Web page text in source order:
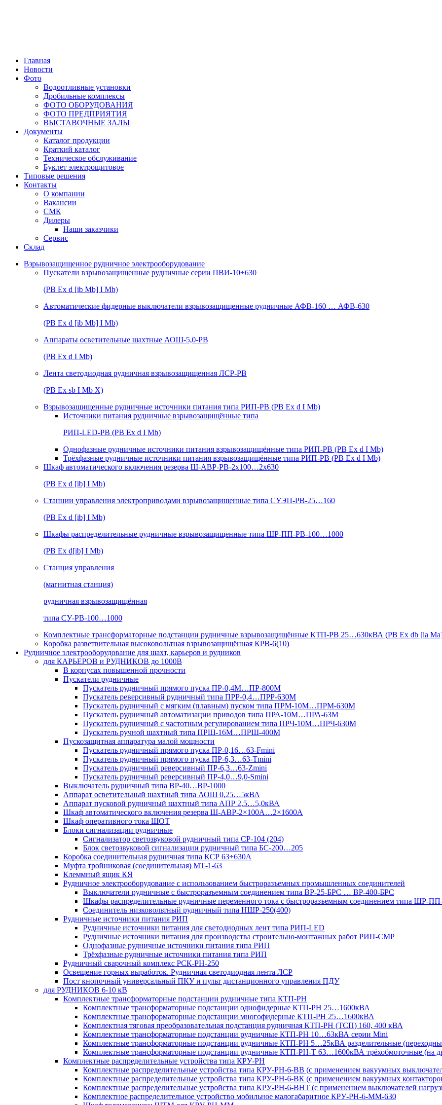
Главная
Новости
Фото
Водоотливные установки
Дробильные комплексы
ФОТО ОБОРУДОВАНИЯ
ФОТО ПРЕДПРИЯТИЯ
ВЫСТАВОЧНЫЕ ЗАЛЫ
Документы
Каталог продукции
Краткий каталог
Техническое обслуживание
Буклет электрощитовое
Типовые решения
Контакты
О компании
Вакансии
СМК
Дилеры
Наши заказчики
Сервис
Склад
Взрывозащищенное рудничное электрооборудование
Пускатели взрывозащищенные рудничные серии ПВИ-10÷630
(РВ Ex d [ib Mb] I Mb)
Автоматические фидерные выключатели взрывозащищенные рудничные АФВ-160 … АФВ-630
(РВ Ex d [ib Mb] I Mb)
Аппараты осветительные шахтные АОШ-5,0-РВ
(РВ Ex d I Mb)
Лента светодиодная рудничная взрывозащищенная ЛСР-РВ
(РВ Ex sb I Mb Х)
Взрывозащищенные рудничные источники питания типа РИП-РВ (РВ Ex d I Mb)
Источники питания рудничные взрывозащищённые типа
РИП-LED-РВ (РВ Ex d I Mb)
Однофазные рудничные источники питания взрывозащищённые типа РИП-РВ (РВ Ex d I Mb)
Трёхфазные рудничные источники питания взрывозащищённые типа РИП-РВ (РВ Ex d I Mb)
Шкаф автоматического включения резерва Ш-АВР-РВ-2х100…2х630
(РВ Ex d [ib] I Mb)
Станции управления электроприводами взрывозащищенные типа СУЭП-РВ-25…160
(РВ Ex d [ib] I Mb)
Шкафы распределительные рудничные взрывозащищенные типа ШР-ПП-РВ-100…1000
(РВ Ex d[ib] I Mb)
Станция управления
(магнитная станция)
рудничная взрывозащищённая
типа СУ-РВ-100…1000
Комплектные трансформаторные подстанции рудничные взрывозащищённые КТП-РВ 25…630кВА (РВ Ex db [ia
Коробка разветвительная высоковольтная взрывозащищённая КРВ-6(10)
Рудничное электрооборудование для шахт, карьеров и рудников
для КАРЬЕРОВ и РУДНИКОВ до 1000В
В корпусах повышенной прочности
Пускатели рудничные
Пускатель рудничный прямого пуска ПР-0,4М…ПР-800М
Пускатель реверсивный рудничный типа ПРР-0,4…ПРР-630М
Пускатель рудничный с мягким (плавным) пуском типа ПРМ-10М…ПРМ-630М
Пускатель рудничный автоматизации приводов типа ПРА-10М…ПРА-63М
Пускатель рудничный с частотным регулированием типа ПРЧ-10М…ПРЧ-630М
Пускатель ручной шахтный типа ПРШ-16М…ПРШ-400М
Пускозащитная аппаратура малой мощности
Пускатель рудничный прямого пуска ПР-0,16…63-Fmini
Пускатель рудничный прямого пуска ПР-6,3…63-Tmini
Пускатель рудничный реверсивный ПР-6,3…63-Zmini
Пускатель рудничный реверсивный ПР-4,0…9,0-Smini
Выключатель рудничный типа ВР-40…ВР-1000
Аппарат осветительный шахтный типа АОШ 0,25…5кВА
Аппарат пусковой рудничный шахтный типа АПР 2,5…5,0кВА
Шкаф автоматического включения резерва Ш-АВР-2×100А…2×1600А
Шкаф оперативного тока ШОТ
Блоки сигнализации рудничные
Сигнализатор светозвуковой рудничный типа СР-104 (204)
Блок светозвуковой сигнализации рудничный типа БС-200…205
Коробка соединительная рудничная типа КСР 63÷630А
Муфта тройниковая (соединительная) МТ-1-63
Клеммный ящик КЯ
Рудничное электрооборудование с использованием быстроразъемных промышленных соединителей
Выключатели рудничные с быстроразъемным соединением типа ВР-25-БРС … ВР-400-БРС
Шкафы распределительные рудничные переменного тока с быстроразъемным соединением типа ШР-
Соединитель низковольтный рудничный типа НШР-250(400)
Рудничные источники питания РИП
Рудничные источники питания для светодиодных лент типа РИП-LED
Рудничные источники питания для производства строительно-монтажных работ РИП-СМР
Однофазные рудничные источники питания типа РИП
Трёхфазные рудничные источники питания типа РИП
Рудничный сварочный комплекс РСК-РН-250
Освещение горных выработок. Рудничная светодиодная лента ЛСР
Пост кнопочный универсальный ПКУ и пульт дистанционного управления ПДУ
для РУДНИКОВ 6-10 кВ
Комплектные трансформаторные подстанции рудничные типа КТП-РН
Комплектные трансформаторные подстанции однофидерные КТП-РН 25…1600кВА
Комплектные трансформаторные подстанции многофидерные КТП-РН 25…1600кВА
Комплектная тяговая преобразовательная подстанция рудничная КТП-РН (ТСП) 160, 400 кВА
Комплектные трансформаторные подстанции рудничные КТП-РН 10…63кВА серии Mini
Комплектные трансформаторные подстанции рудничные КТП-РН 5…25кВА разделительные
Комплектные трансформаторные подстанции рудничные КТП-РН-Т 63…1600кВА трёхобмоточные (на
Комплектные распределительные устройства типа КРУ-РН
Комплектные распределительные устройства типа КРУ-РН-6-ВВ (с применением вакуумных
Комплектные распределительные устройства типа КРУ-РН-6-ВК (с применением вакуумных
Комплектные распределительные устройства типа КРУ-РН-6-ВНТ (с применением выключателей
Комплектное распределительное устройство мобильное малогабаритное КРУ-РН-6-ММ-630